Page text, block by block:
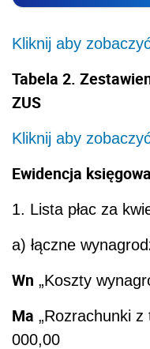
Kliknij aby
Tabela 2.
ZUS
Kliknij aby
Ewidencja księgowa
1. Lista płac za
a) łączne
Wn „Koszty
Ma „Rozrachunki z
000,00